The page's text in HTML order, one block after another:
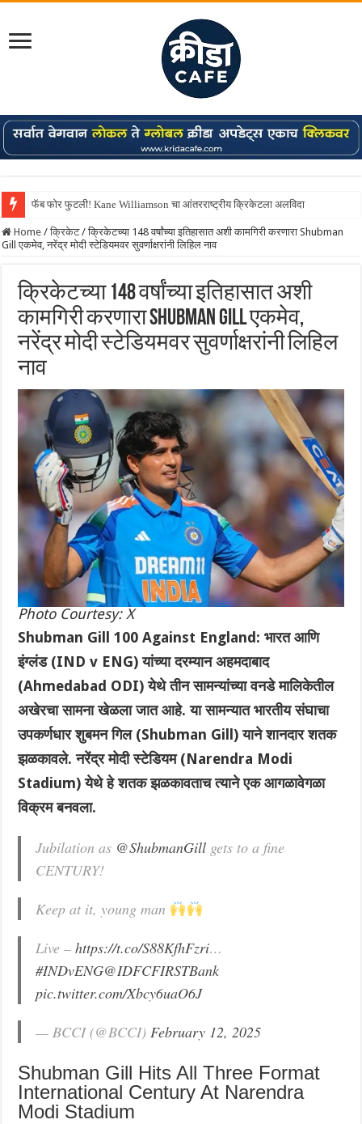
फॅब फोर फुटली! Kane Williamson चा आंतरराष्ट्रीय क्रिकेटला अलविदा
Home / क्रिकेट / क्रिकेटच्या 148 वर्षांच्या इतिहासात अशी कामगिरी करणारा Shubman
Gill एकमेव, नरेंद्र मोदी स्टेडियमवर सुवर्णाक्षरांनी लिहिल नाव
क्रिकेटच्या 148 वर्षांच्या इतिहासात अशी
कामगिरी करणारा Shubman Gill एकमेव,
नरेंद्र मोदी स्टेडियमवर सुवर्णाक्षरांनी लिहिल
नाव
Photo Courtesy: X
Shubman Gill 100 Against England: भारत आणि
इंग्लंड (IND v ENG) यांच्या दरम्यान अहमदाबाद
(Ahmedabad ODI) येथे तीन सामन्यांच्या वनडे मालिकेतील
अखेरचा सामना खेळला जात आहे. या सामन्यात भारतीय संघाचा
उपकर्णधार शुबमन गिल (Shubman Gill) याने शानदार शतक
झळकावले. नरेंद्र मोदी स्टेडियम (Narendra Modi
Stadium) येथे हे शतक झळकावताच त्याने एक आगळावेगळा
विक्रम बनवला.
Jubilation as @ShubmanGill gets to a fine
CENTURY!
Keep at it, young man
Live –https://t.co/S88KfhFzri…
#INDvENG@IDFCFIRSTBank
pic.twitter.com/Xbcy6uaO6J
— BCCI (@BCCI)February 12, 2025
Shubman Gill Hits All Three Format
International Century At Narendra
Modi Stadium